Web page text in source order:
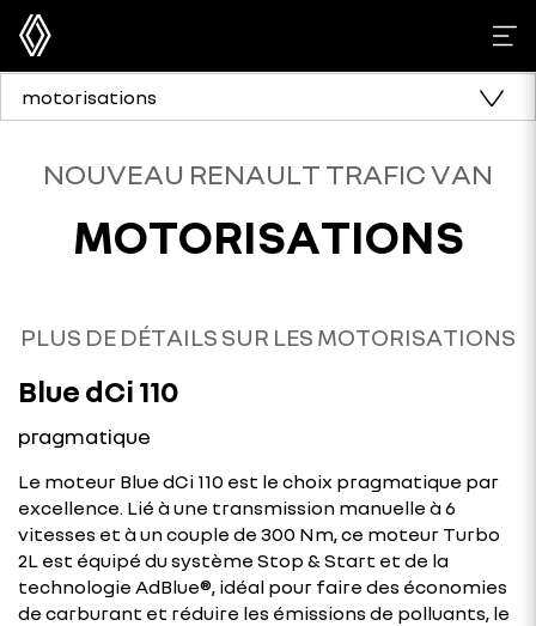
motorisations
NOUVEAU RENAULT TRAFIC VAN
MOTORISATIONS
PLUS DE DÉTAILS SUR LES MOTORISATIONS
Blue dCi 110
pragmatique
Le moteur Blue dCi 110 est le choix pragmatique par
excellence. Lié à une transmission manuelle à 6
vitesses et à un couple de 300 Nm, ce moteur Turbo
2L est équipé du système Stop & Start et de la
technologie AdBlue®, idéal pour faire des économies
de carburant et réduire les émissions de polluants, le